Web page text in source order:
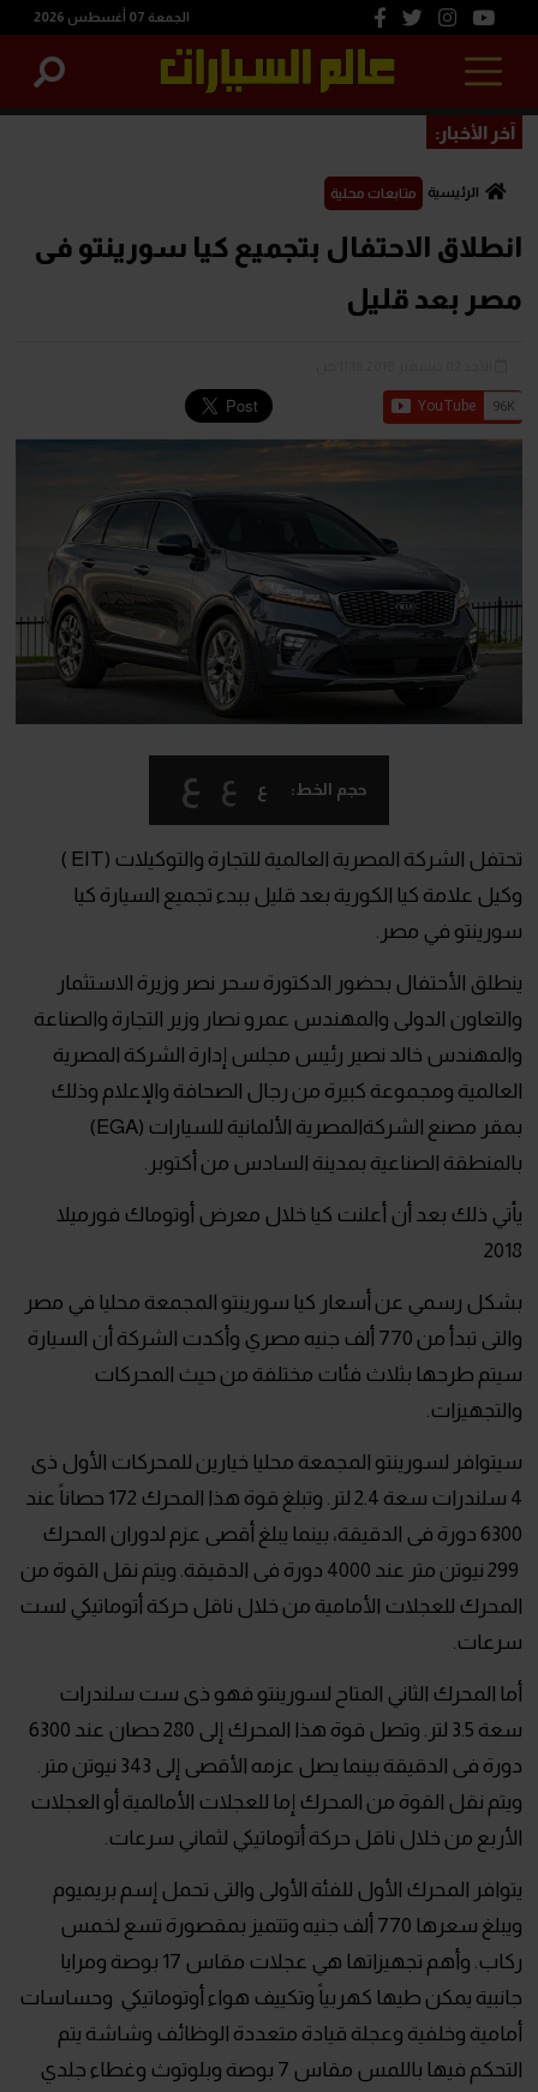
الجمعة 07 أغسطس 2026
آخر الأخبار:
الرئيسية متابعات محلية
انطلاق الاحتفال بتجميع كيا سورينتو فى
مصر بعد قليل
حجم الخط: ع ع ع
تحتفل الشركة المصرية العالمية للتجارة والتوكيلات (EIT )
وكيل علامة كيا الكورية بعد قليل ببدء تجميع السيارة كيا
سورينتو في مصر.
ينطلق الأحتفال بحضور الدكتورة سحر نصر وزيرة الاستثمار
والتعاون الدولى والمهندس عمرو نصار وزير التجارة والصناعة
والمهندس خالد نصير رئيس مجلس إدارة الشركة المصرية
العالمية ومجموعة كبيرة من رجال الصحافة والإعلام وذلك
بمقر مصنع الشركةالمصرية الألمانية للسيارات (EGA)
بالمنطقة الصناعية بمدينة السادس من أكتوبر.
يأتي ذلك بعد أن أعلنت كيا خلال معرض أوتوماك فورميلا
2018
بشكل رسمي عن أسعار كيا سورينتو المجمعة محليا في مصر
والتى تبدأ من 770 ألف جنيه مصري وأكدت الشركة أن السيارة
سيتم طرحها بثلاث فئات مختلفة من حيث المحركات
والتجهيزات.
سيتوافر لسورينتو المجمعة محليا خيارين للمحركات الأول ذى
4 سلندرات سعة 2.4 لتر. وتبلغ قوة هذا المحرك 172 حصاناً عند
6300 دورة فى الدقيقة، بينما يبلغ أقصى عزم لدوران المحرك
299 نيوتن متر عند 4000 دورة فى الدقيقة. ويتم نقل القوة من
المحرك للعجلات الأمامية من خلال ناقل حركة أتوماتيكي لست
سرعات.
أما المحرك الثاني المتاح لسورينتو فهو ذى ست سلندرات
سعة 3.5 لتر. وتصل قوة هذا المحرك إلى 280 حصان عند 6300
دورة فى الدقيقة بينما يصل عزمه الأقصى إلى 343 نيوتن متر.
ويتم نقل القوة من المحرك إما للعجلات الأمالمية أو العجلات
الأربع من خلال ناقل حركة أتوماتيكي لثماني سرعات.
يتوافر المحرك الأول للفئة الأولى والتى تحمل إسم بريميوم
ويبلغ سعرها 770 ألف جنيه وتتميز بمقصورة تسع لخمس
ركاب. وأهم تجهيزاتها هي عجلات مقاس 17 بوصة ومرايا
جانبية يمكن طيها كهربياً وتكييف هواء أوتوماتيكي وحساسات
أمامية وخلفية وعجلة قيادة متعددة الوظائف وشاشة يتم
التحكم فيها باللمس مقاس 7 بوصة وبلوتوث وغطاء جلدي